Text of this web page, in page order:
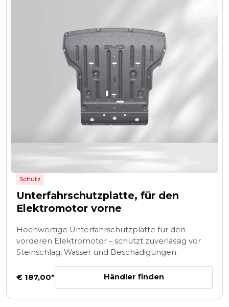
Schutz
Unterfahrschutzplatte, für den
Elektromotor vorne
Hochwertige Unterfahrschutzplatte für den
vorderen Elektromotor – schützt zuverlässig vor
Steinschlag, Wasser und Beschädigungen.
€ 187,00* Händler finden